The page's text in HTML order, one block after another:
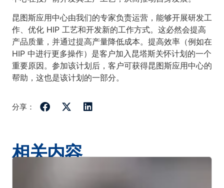
昆图斯应用中心由我们的专家负责运营，能够开展研发工
作、优化 HIP 工艺和开发新的工作方式。这必然会提高
产品质量，并通过提高产量降低成本。提高效率（例如在
HIP 中进行更多操作）是客户加入昆塔斯关怀计划的一个
重要原因。参加该计划后，客户可获得昆图斯应用中心的
帮助，这也是该计划的一部分。
分享：
相关内容